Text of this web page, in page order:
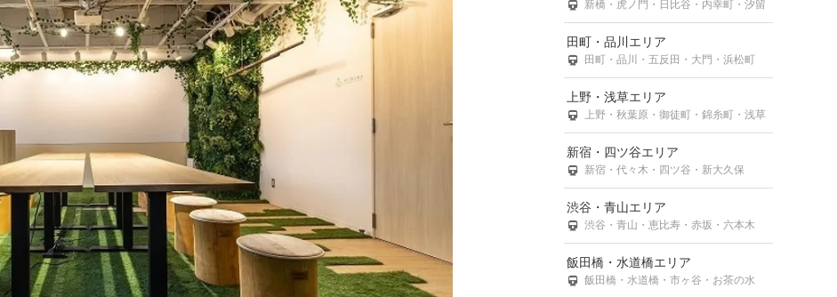
新橋・虎ノ門・日比谷・内幸町・汐留
田町・品川エリア
田町・品川・五反田・大門・浜松町
上野・浅草エリア
上野・秋葉原・御徒町・錦糸町・浅草
新宿・四ツ谷エリア
新宿・代々木・四ツ谷・新大久保
渋谷・青山エリア
渋谷・青山・恵比寿・赤坂・六本木
飯田橋・水道橋エリア
飯田橋・水道橋・市ヶ谷・お茶の水